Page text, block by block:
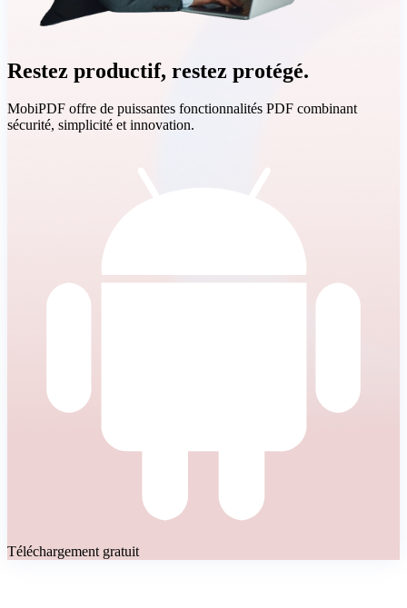
Restez productif, restez protégé.
MobiPDF offre de puissantes fonctionnalités PDF combinant
sécurité, simplicité et innovation.
Téléchargement gratuit